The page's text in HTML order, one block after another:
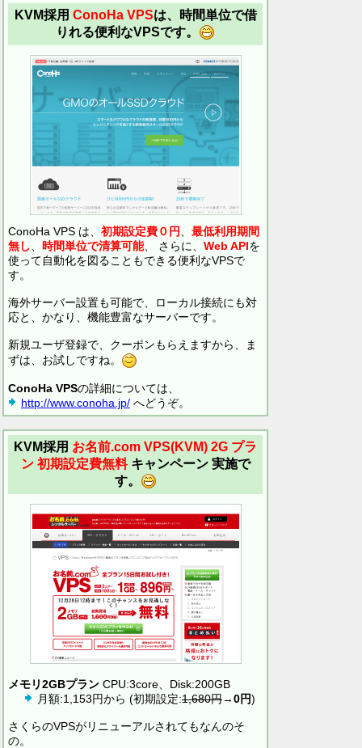
KVM採用 ConoHa VPSは、時間単位で借
りれる便利なVPSです。
ConoHa VPS は、 初期設定費０円
最低利用期間
無し
時間単位で清算可能、 さらに、 Web APIを
使って自動化を図ることもできる便利なVPSで
す。
海外サーバー設置も可能で、ローカル接続にも対
応と、かなり、機能豊富なサーバーです。
新規ユーザ登録で、クーポンもらえますから、ま
ずは、お試しですね。
ConoHa VPSの詳細については、
http://www.conoha.jp/ へどうぞ。
KVM採用 お名前.com VPS(KVM) 2G プラ
ン 初期設定費無料 キャンペーン 実施で
す。
メモリ2GBプラン CPU:3core、Disk:200GB
月額:1,153円から (初期設定:1,680円→0円)
さくらのVPSがリニューアルされてもなんのそ
の。